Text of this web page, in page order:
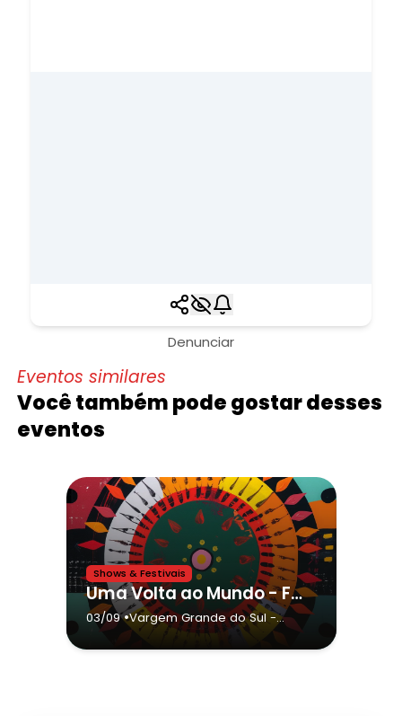
Denunciar
Eventos similares
Você também pode gostar desses
eventos
Shows & Festivais
Uma Volta ao Mundo - Festa das Nações - Vargem Grande do Sul
03/09•Vargem Grande do Sul -
Vargem Grande do Sul